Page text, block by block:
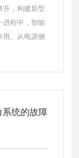
升，构建新型
进程中，智能
用。从电源侧
统的故障